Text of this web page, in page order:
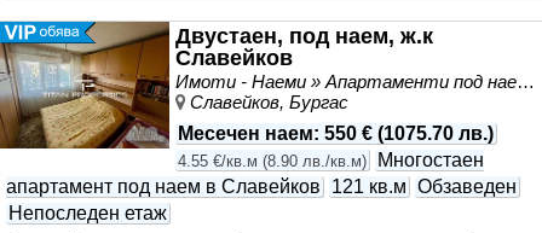
за хранене, комфортен ъглов диван, голям ТВ. Тераса.
Две спални, първа спалня: спалня с гардероб, втора
спалня - 2 единични легла гардероб; Баня с WC-
аксесоари и бойлер. Входно антре с портманто.
Изложението е южно на целия апартамент. Отдава се
със собствено парко място във вътрешния двор на
сградата за удобно паркиране.
Двустаен, под наем, ж.к
Славейков
Имоти - Наеми » Апартаменти под наем
Славейков, Бургас
Месечен наем: 550 € (1075.70 лв.)
4.55 €/кв.м (8.90 лв./кв.м)
Многостаен
апартамент под наем в Славейков
121 кв.м Обзаведен
Непоследен етаж